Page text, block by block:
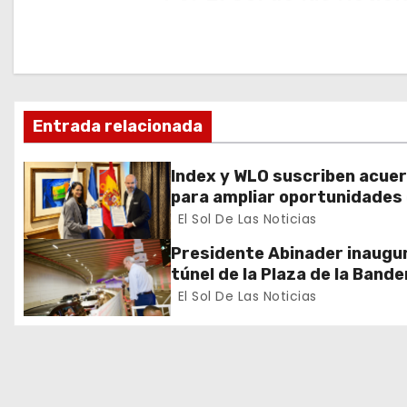
c
i
ó
n
d
e
Entrada relacionada
Index y WLO suscriben
para ampliar oportunidades
formación de dominicanos
El Sol De Las Noticias
Presidente Abinader
túnel de la Plaza de la
que cambia la salida hacia el
El Sol De Las Noticias